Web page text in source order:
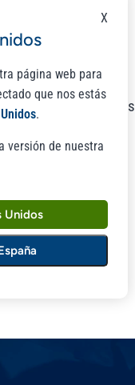
o de las
de aplicación la
someten
para la
o relacionados
Valladolid.
de consumo
524/2013: La
de resolución de
en
X
página web para
que nos estás
.
versión de nuestra
Unidos